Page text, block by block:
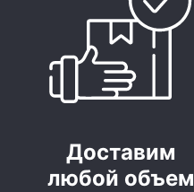
Доставим
любой объем